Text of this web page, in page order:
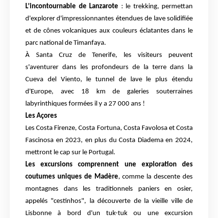
L’incontournable de Lanzarote : le trekking, permettan
d'explorer d'impressionnantes étendues de lave solidifiée
et de cônes volcaniques aux couleurs éclatantes dans le
parc national de Timanfaya.
À Santa Cruz de Tenerife, les visiteurs peuvent
s'aventurer dans les profondeurs de la terre dans la
Cueva del Viento, le tunnel de lave le plus étendu
d'Europe, avec 18 km de galeries souterraines
labyrinthiques formées il y a 27 000 ans !
Les Açores
Les Costa Firenze, Costa Fortuna, Costa Favolosa et Costa
Fascinosa en 2023, en plus du Costa Diadema en 2024,
mettront le cap sur le Portugal.
Les excursions comprennent une exploration des
coutumes uniques de Madère, comme la descente des
montagnes dans les traditionnels paniers en osier,
appelés "cestinhos", la découverte de la vieille ville de
Lisbonne à bord d'un tuk-tuk ou une excursion